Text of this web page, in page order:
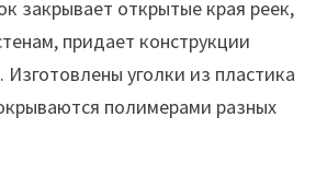
закрывает открытые края реек,
придает конструкции
уголки из пластика
полимерами разных